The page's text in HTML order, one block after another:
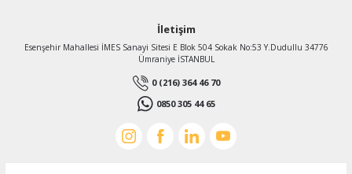
İletişim
Esenşehir Mahallesi İMES Sanayi Sitesi E Blok 504 Sokak No:53 Y.Dudullu 34776
Ümraniye İSTANBUL
0 (216) 364 46 70
0850 305 44 65